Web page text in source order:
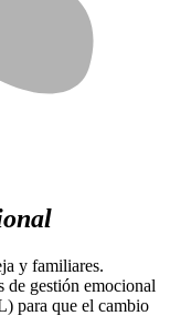
y familiares.
de gestión emocional
para que el cambio